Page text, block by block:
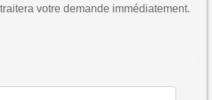
votre demande immédiatement.